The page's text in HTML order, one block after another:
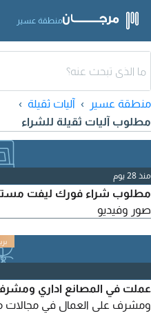
منطقة عسير
منطقة عسير
آليات ثقيلة
مطلوب آليات ثقيلة للشراء
منذ 28 يوم
صور وفيديو
عملت في المصانع اداري
ومشرف على العمال في مجالات